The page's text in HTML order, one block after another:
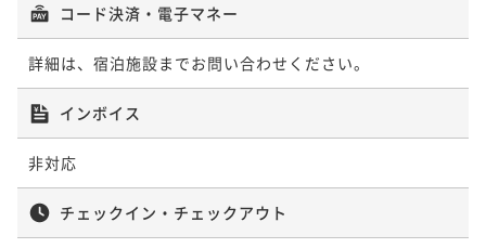
コード決済・電子マネー
詳細は、宿泊施設までお問い合わせください。
インボイス
非対応
チェックイン・チェックアウト